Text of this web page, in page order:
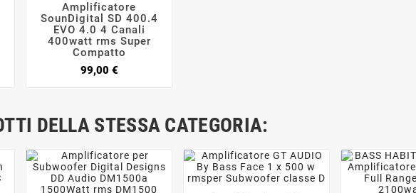
  
Amplificatore
SounDigital SD 400.4
EVO 4.0 4 Canali
400watt rms Super
Compatto
99,00 €Prezzo
DELLA STESSA CATEGORIA: